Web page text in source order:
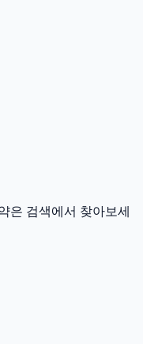
은 검색에서 찾아보세